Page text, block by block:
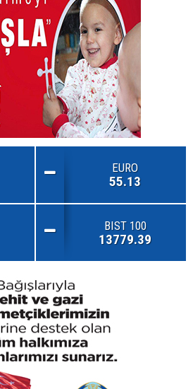
EURO
55.13
BIST 100
13779.39